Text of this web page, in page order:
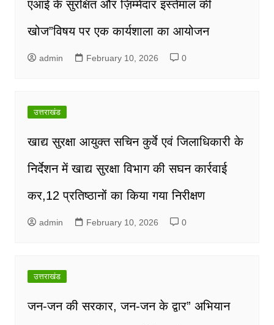
एआई के सुरक्षित और ज़िम्मेदार इस्तेमाल की
खोज”विषय पर एक कार्यशाला का आयोजन
admin February 10, 2026 0
उत्तराखंड
खाद्य सुरक्षा आयुक्त सचिन कुर्वे एवं जिलाधिकारी के
निर्देशन में खाद्य सुरक्षा विभाग की सघन कार्रवाई
कर,12 प्रतिष्ठानों का किया गया निरीक्षण
admin February 10, 2026 0
उत्तराखंड
जन-जन की सरकार, जन-जन के द्वार” अभियान